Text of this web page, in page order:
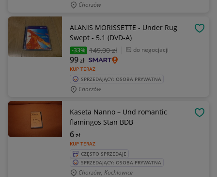
Chorzów
ALANIS MORISSETTE - Under Rug
Swept - 5.1 (DVD-A)
-33% 149,00 zł do negocjacji
KUP TERAZ
99zł
SPRZEDAJĄCY: OSOBA PRYWATNA
Chorzów
Kaseta Nanno – Und romantic
flamingos Stan BDB
KUP TERAZ
6zł
CZĘSTO SPRZEDAJE
SPRZEDAJĄCY: OSOBA PRYWATNA
Chorzów, Kochłowice